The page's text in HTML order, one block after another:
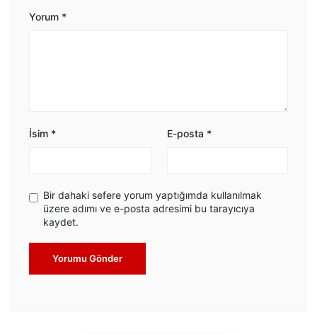
Yorum *
İsim * E-posta *
Bir dahaki sefere yorum yaptığımda kullanılmak
üzere adımı ve e-posta adresimi bu tarayıcıya
kaydet.
Yorumu Gönder